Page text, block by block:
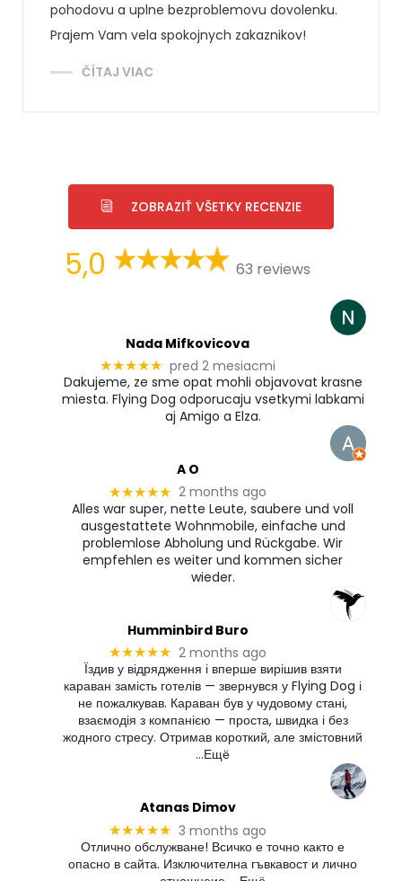
pohodovu a uplne bezproblemovu dovolenku.
Prajem Vam vela spokojnych zakaznikov!
ČÍTAJ VIAC
ZOBRAZIŤ VŠETKY RECENZIE
5,0 63 reviews
Nada Mifkovicova
★★★★★ pred 2 mesiacmi
Dakujeme, ze sme opat mohli objavovat krasne
miesta. Flying Dog odporucaju vsetkymi labkami
aj Amigo a Elza.
A O
★★★★★ 2 months ago
Alles war super, nette Leute, saubere und voll
ausgestattete Wohnmobile, einfache und
problemlose Abholung und Rückgabe. Wir
empfehlen es weiter und kommen sicher
wieder.
Humminbird Buro
★★★★★ 2 months ago
Їздив у відрядження і вперше вирішив взяти
караван замість готелів — звернувся у Flying Dog і
не пожалкував. Караван був у чудовому стані,
взаємодія з компанією — проста, швидка і без
жодного стресу. Отримав короткий, але змістовний
…Ещё
Atanas Dimov
★★★★★ 3 months ago
Отлично обслужване! Всичко е точно както е
опасно в сайта. Изключителна гъвкавост и лично